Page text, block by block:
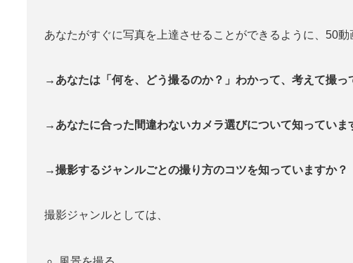
あなたがすぐに写真を上達させることができるように、50
→あなたは「何を、どう撮るのか？」わかって、考えて撮
→あなたに合った間違わないカメラ選びについて知っていま
→撮影するジャンルごとの撮り方のコツを知っていますか？
撮影ジャンルとしては、